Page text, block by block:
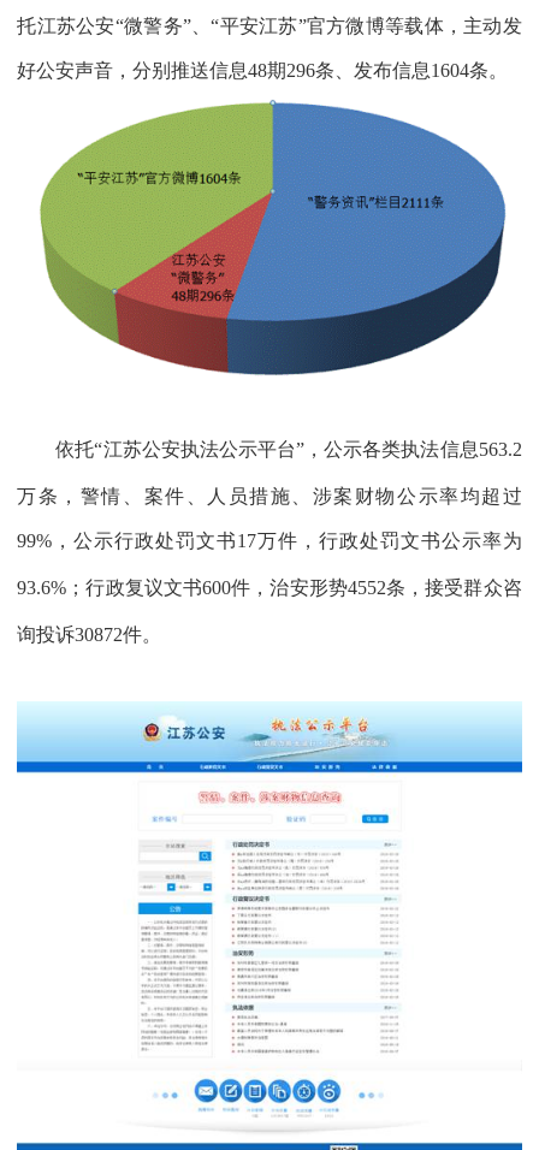
托江苏公安“微警务”、“平安江苏”官方微博等载体，主动发
好公安声音，分别推送信息48期296条、发布信息1604条。
依托“江苏公安执法公示平台”，公示各类执法信息563.2
万条，警情、案件、人员措施、涉案财物公示率均超过
99% ，公示行政处罚文书17万件，行政处罚文书公示率为
93.6% ；行政复议文书600件，治安形势4552条，接受群众咨
询投诉30872件。